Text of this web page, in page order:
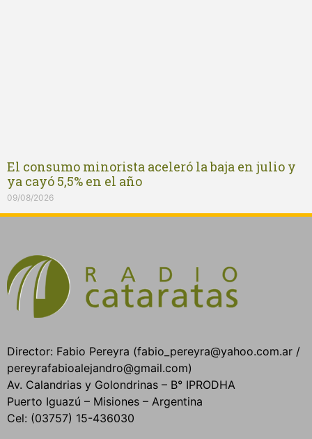
El consumo minorista aceleró la baja en julio y
ya cayó 5,5% en el año
09/08/2026
Director: Fabio Pereyra (fabio_pereyra@yahoo.com.ar /
pereyrafabioalejandro@gmail.com)
Av. Calandrias y Golondrinas – B° IPRODHA
Puerto Iguazú – Misiones – Argentina
Cel: (03757) 15-436030